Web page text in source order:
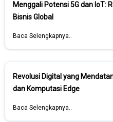
Menggali Potensi 5G dan IoT:
Bisnis Global
Baca Selengkapnya..
Revolusi Digital yang
dan Komputasi Edge
Baca Selengkapnya..